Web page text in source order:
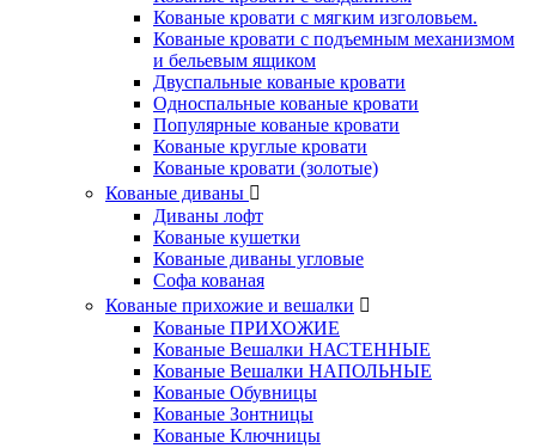
Кованые кровати с мягким изголовьем.
Кованые кровати с подъемным механизмом
и бельевым ящиком
Двуспальные кованые кровати
Односпальные кованые кровати
Популярные кованые кровати
Кованые круглые кровати
Кованые кровати (золотые)
Кованые диваны
Диваны лофт
Кованые кушетки
Кованые диваны угловые
Софа кованая
Кованые прихожие и вешалки
Кованые ПРИХОЖИЕ
Кованые Вешалки НАСТЕННЫЕ
Кованые Вешалки НАПОЛЬНЫЕ
Кованые Обувницы
Кованые Зонтницы
Кованые Ключницы